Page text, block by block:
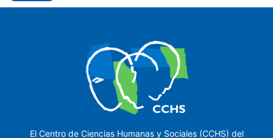
El Centro de Ciencias Humanas y Sociales (CCHS) del